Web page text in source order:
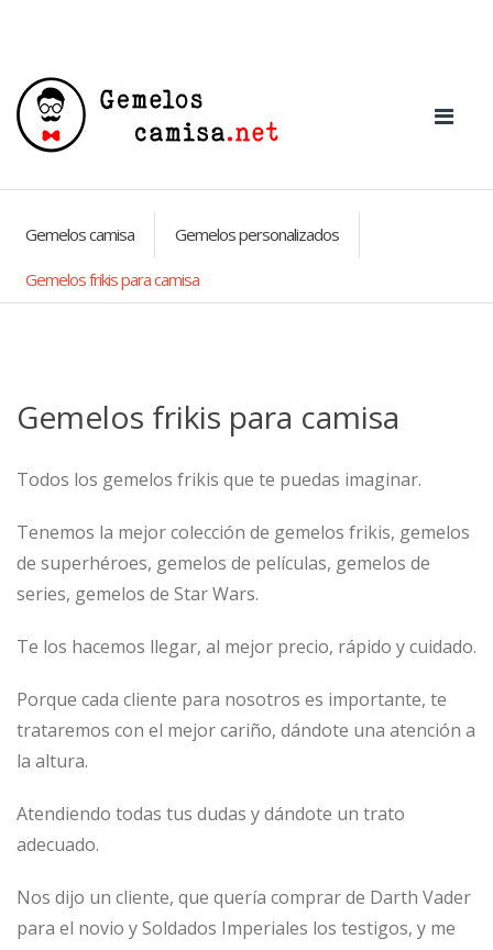
Gemelos camisa Gemelos personalizados
Gemelos frikis para camisa
Gemelos frikis para camisa
Todos los gemelos frikis que te puedas imaginar.
Tenemos la mejor colección de gemelos frikis, gemelos
de superhéroes, gemelos de películas, gemelos de
series, gemelos de Star Wars.
Te los hacemos llegar, al mejor precio, rápido y cuidado.
Porque cada cliente para nosotros es importante, te
trataremos con el mejor cariño, dándote una atención a
la altura.
Atendiendo todas tus dudas y dándote un trato
adecuado.
Nos dijo un cliente, que quería comprar de Darth Vader
para el novio y Soldados Imperiales los testigos, y me